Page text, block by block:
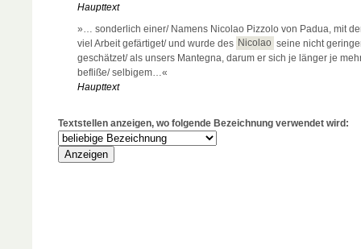
Haupttext
»… sonderlich einer/ Namens Nicolao Pizzolo von Padua, mit
viel Arbeit gefärtiget/ und wurde des Nicolao seine nicht
geschätzet/ als unsers Mantegna, darum er sich je länger je
befliße/ selbigem…«
Haupttext
Textstellen anzeigen, wo folgende Bezeichnung verwendet wird: